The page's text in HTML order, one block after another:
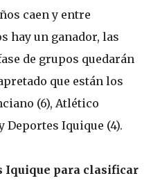
caen y entre
hay un ganador, las
de grupos quedarán
que están los
(6), Atlético
Deportes Iquique (4).
Iquique para clasificar